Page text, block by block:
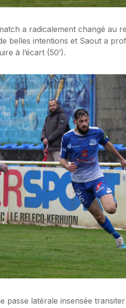
a radicalement changé au
belles intentions et Saout a
à l’écart (50’).
passe latérale insensée